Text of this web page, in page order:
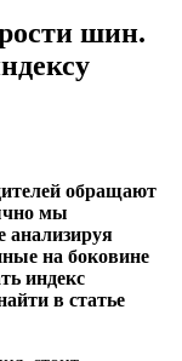
шин.
обращают
мы
анализируя
на боковине
индекс
в статье